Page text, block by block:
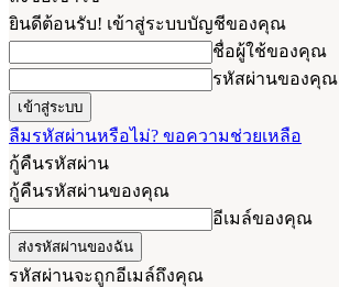
ยินดีต้อนรับ! เข้าสู่ระบบบัญชีของคุณ
ชื่อผู้ใช้ของคุณ
รหัสผ่านของคุณ
ลืมรหัสผ่านหรือไม่? ขอความช่วยเหลือ
กู้คืนรหัสผ่าน
กู้คืนรหัสผ่านของคุณ
อีเมล์ของคุณ
รหัสผ่านจะถูกอีเมล์ถึงคุณ